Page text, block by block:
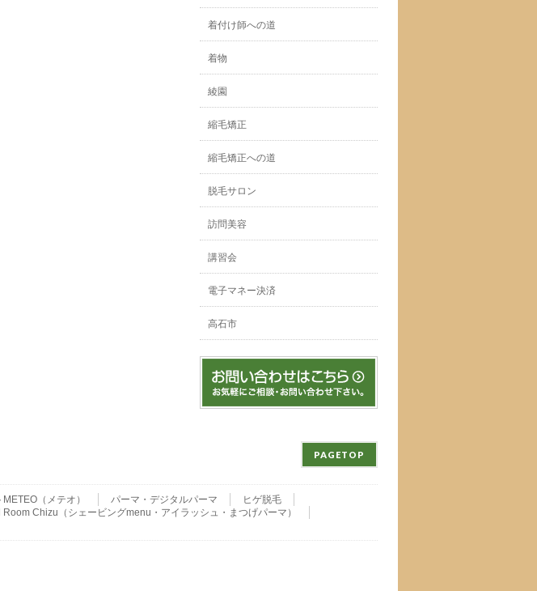
着付け師への道
着物
綾園
縮毛矯正
縮毛矯正への道
脱毛サロン
訪問美容
講習会
電子マネー決済
高石市
PAGETOP
（メテオ） パーマ・デジタルパーマ
ヒゲ脱毛
Room Chizu（シェービングmenu・アイラッシュ・まつげパーマ）